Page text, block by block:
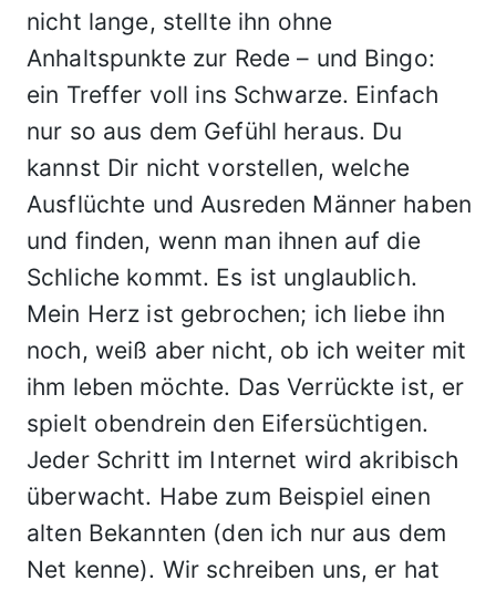
nicht lange, stellte ihn ohne
Anhaltspunkte zur Rede – und Bingo:
ein Treffer voll ins Schwarze. Einfach
nur so aus dem Gefühl heraus. Du
kannst Dir nicht vorstellen, welche
Ausflüchte und Ausreden Männer haben
und finden, wenn man ihnen auf die
Schliche kommt. Es ist unglaublich.
Mein Herz ist gebrochen; ich liebe ihn
noch, weiß aber nicht, ob ich weiter mit
ihm leben möchte. Das Verrückte ist, er
spielt obendrein den Eifersüchtigen.
Jeder Schritt im Internet wird akribisch
überwacht. Habe zum Beispiel einen
alten Bekannten (den ich nur aus dem
Net kenne). Wir schreiben uns, er hat